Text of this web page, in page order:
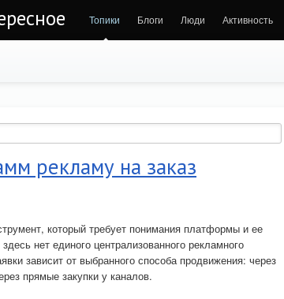
Топики Блоги Люди Активность
рекламу на заказ
который требует понимания платформы и ее
нет единого централизованного рекламного
зависит от выбранного способа продвижения: через
прямые закупки у каналов.